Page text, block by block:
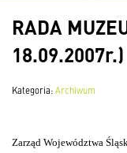
RADA
18.09.2007r.)
Kategoria:Archiwum
Zarząd Województwa